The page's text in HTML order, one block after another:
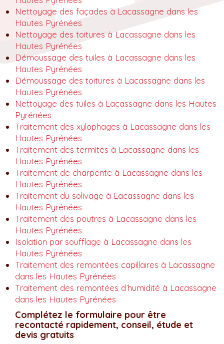
Nettoyage des façades à Lacassagne dans les
Hautes Pyrénées
Nettoyage des toitures à Lacassagne dans les
Hautes Pyrénées
Démoussage des tuiles à Lacassagne dans les
Hautes Pyrénées
Démoussage des toitures à Lacassagne dans les
Hautes Pyrénées
Nettoyage des tuiles à Lacassagne dans les Hautes
Pyrénées
Traitement des xylophages à Lacassagne dans les
Hautes Pyrénées
Traitement des termites à Lacassagne dans les
Hautes Pyrénées
Traitement de charpente à Lacassagne dans les
Hautes Pyrénées
Traitement du solivage à Lacassagne dans les
Hautes Pyrénées
Traitement des poutres à Lacassagne dans les
Hautes Pyrénées
Isolation par soufflage à Lacassagne dans les
Hautes Pyrénées
Traitement des remontées capillaires à Lacassagne
dans les Hautes Pyrénées
Traitement des remontées d’humidité à Lacassagne
dans les Hautes Pyrénées
Complétez le formulaire pour être
recontacté rapidement, conseil, étude et
devis gratuits